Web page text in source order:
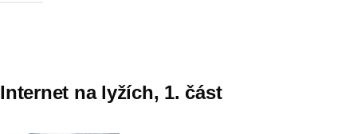
Internet na lyžích, 1. část